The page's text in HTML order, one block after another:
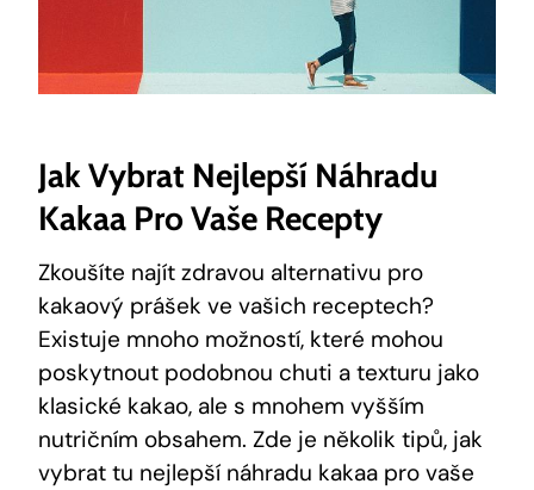
Jak⁢ Vybrat Nejlepší Náhradu
Kakaa Pro Vaše Recepty
Zkoušíte‌ najít zdravou alternativu ⁣pro
kakaový prášek ve‌ vašich receptech?
Existuje ‍mnoho možností, které mohou‌
poskytnout podobnou chuti a texturu jako
klasické kakao, ale s mnohem vyšším
nutričním obsahem. Zde je několik tipů, jak​
vybrat tu nejlepší‌ náhradu kakaa pro vaše